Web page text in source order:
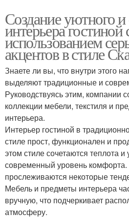
Создание уютного и
интерьера гостиной
использованием
акцентов в стиле
Знаете ли вы, что внутри этого
выделяют традиционные и
Руководствуясь этим, компании
коллекции мебели, текстиля и
интерьера.
Интерьер гостиной в
стиле прост, функционален и
этом стиле сочетаются теплота
современный уровень
прослеживаются некоторые
Мебель и предметы интерьера
вручную, что подчеркивает
атмосферу.